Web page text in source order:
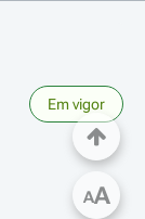
Em vigor
AA